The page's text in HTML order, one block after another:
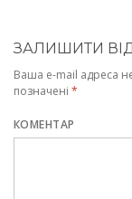
ЗАЛИШИТИ
Ваша e-mail адреса
позначені *
КОМЕНТАР